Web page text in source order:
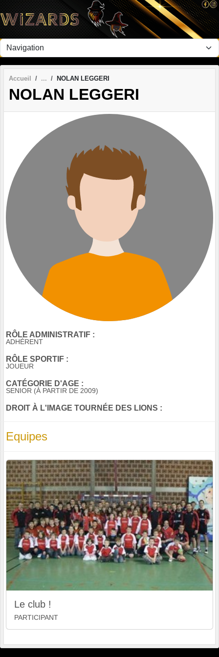
Accueil NOLAN LEGGERI
NOLAN LEGGERI
RÔLE ADMINISTRATIF :
ADHÉRENT
RÔLE SPORTIF :
JOUEUR
CATÉGORIE D'AGE :
SENIOR (À PARTIR DE 2009)
DROIT À L'IMAGE TOURNÉE DES LIONS :
Equipes
Le club !
PARTICIPANT
Panneau de gestion des cookies